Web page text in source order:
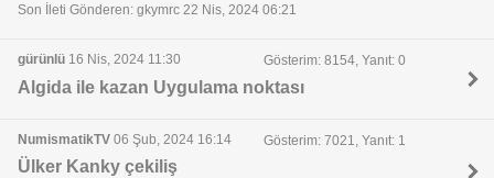
Son İleti Gönderen: gkymrc 22 Nis, 2024 06:21
gürünlü 16 Nis, 2024 11:30 Gösterim: 8154, Yanıt: 0
Algida ile kazan Uygulama noktası
NumismatikTV 06 Şub, 2024 16:14 Gösterim: 7021, Yanıt: 1
Ülker Kanky çekiliş